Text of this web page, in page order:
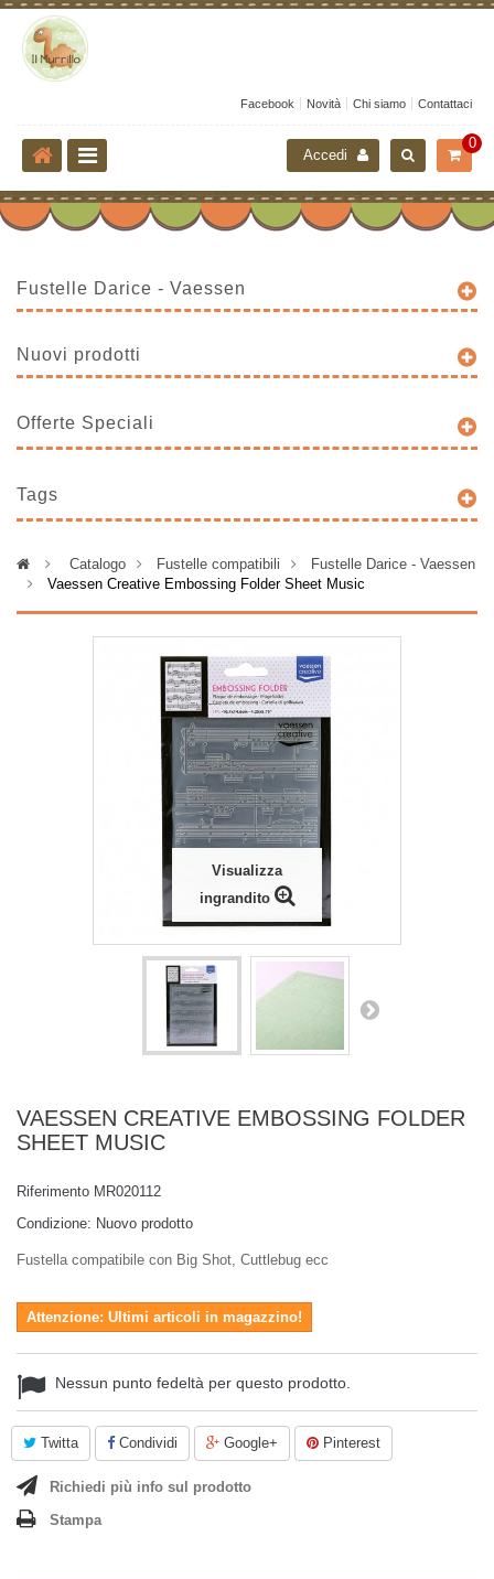
Facebook Novità Chi siamo Contattaci
0
Accedi
Fustelle Darice - Vaessen
Nuovi prodotti
Offerte Speciali
Tags
> Catalogo > Fustelle compatibili >
Fustelle Darice - Vaessen
>
Vaessen Creative Embossing Folder Sheet Music
Visualizza
ingrandito
VAESSEN CREATIVE EMBOSSING FOLDER
SHEET MUSIC
Riferimento MR020112
Condizione: Nuovo prodotto
Fustella compatibile con Big Shot, Cuttlebug ecc
Attenzione: Ultimi articoli in magazzino!
Nessun punto fedeltà per questo prodotto.
Twitta Condividi Google+ Pinterest
Richiedi più info sul prodotto
Stampa